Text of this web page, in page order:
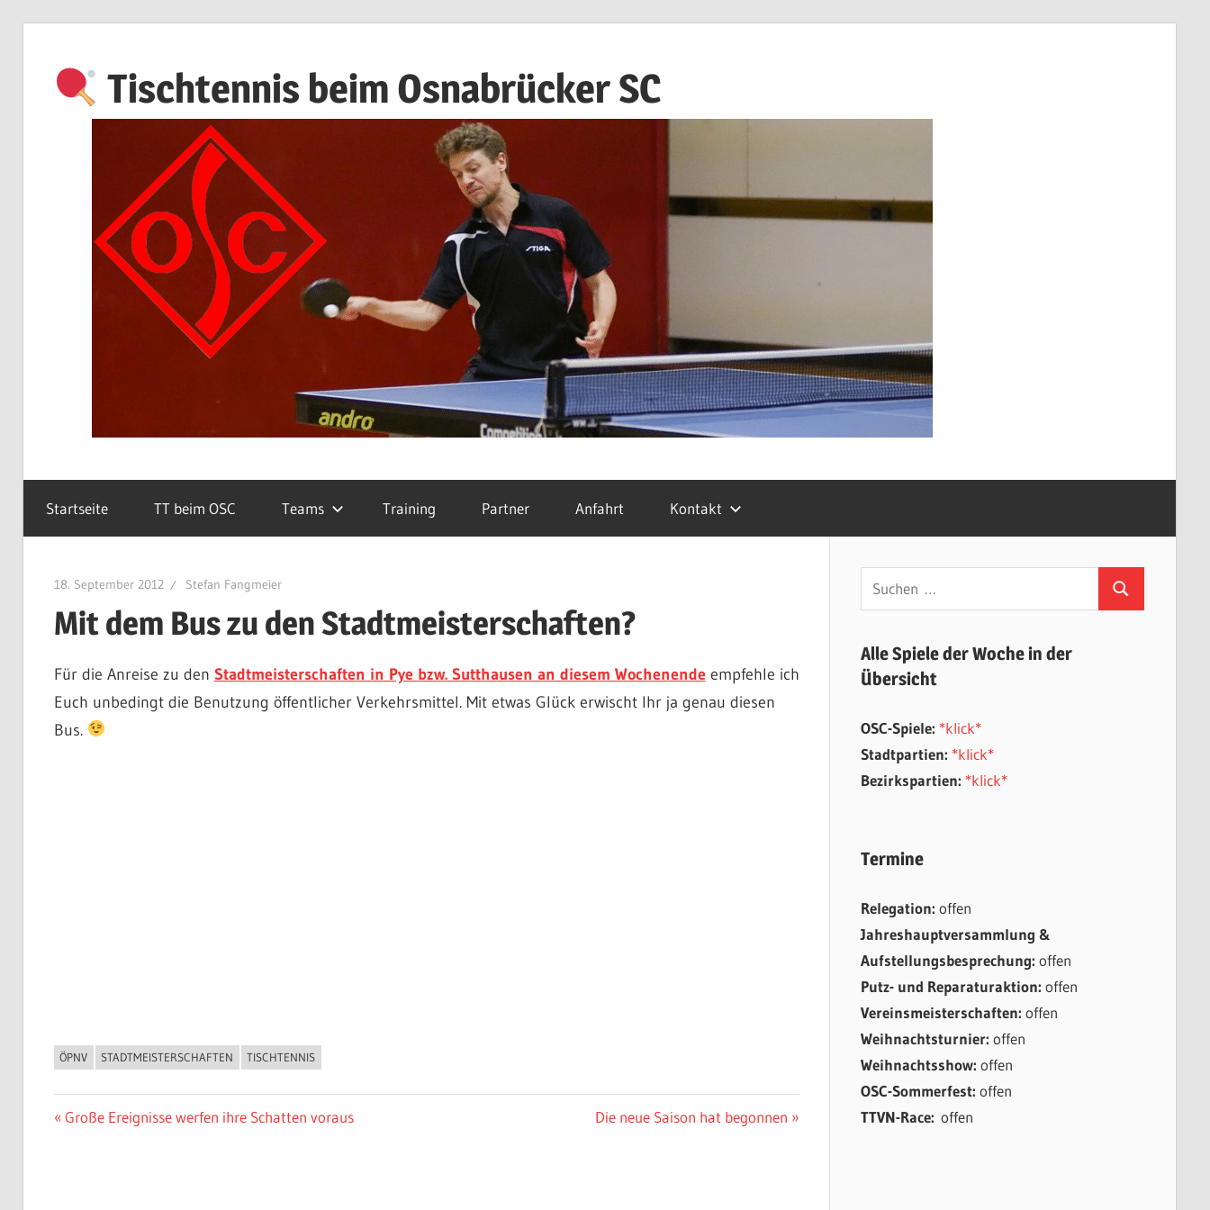
springen
Tischtennis beim Osnabrücker SC
Startseite TT beim OSC Teams Training Partner Anfahrt Kontakt
18. September 2012 Stefan Fangmeier
Mit dem Bus zu den Stadtmeisterschaften?
Für die Anreise zu den Stadtmeisterschaften in Pye bzw. Sutthausen an diesem Wochenendeempfehle ich
Euch unbedingt die Benutzung öffentlicher Verkehrsmittel. Mit etwas Glück erwischt Ihr ja genau diesen
Bus.
ALLGEMEIN
ÖPNV STADTMEISTERSCHAFTEN TISCHTENNIS
Beitragsnavigation
Vorheriger
Große Ereignisse werfen ihre Schatten voraus
Nächster
Die neue Saison hat begonnen
Suchen
nach:
Suchen
Alle Spiele der Woche in der
Übersicht
OSC-Spiele: *klick*
Stadtpartien: *klick*
Bezirkspartien: *klick*
Termine
Relegation: offen
Jahreshauptversammlung &
Aufstellungsbesprechung: offen
Putz- und Reparaturaktion: offen
Vereinsmeisterschaften: offen
Weihnachtsturnier: offen
Weihnachtsshow: offen
OSC-Sommerfest: offen
TTVN-Race: offen